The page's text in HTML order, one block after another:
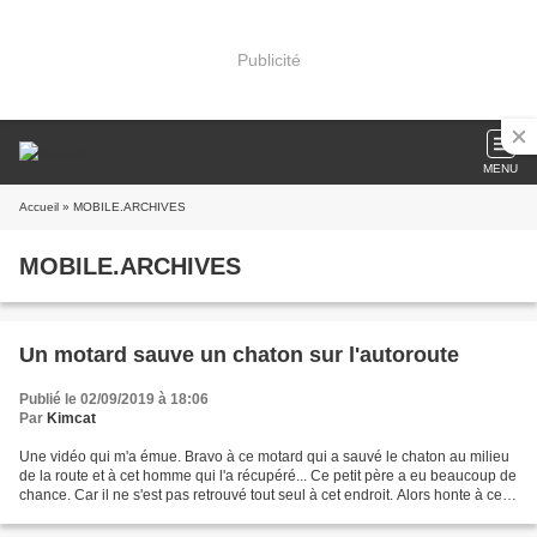
Publicité
MENU
Accueil » MOBILE.ARCHIVES
MOBILE.ARCHIVES
Un motard sauve un chaton sur l'autoroute
Publié le 02/09/2019 à 18:06
Par Kimcat
Une vidéo qui m'a émue. Bravo à ce motard qui a sauvé le chaton au milieu
de la route et à cet homme qui l'a récupéré... Ce petit père a eu beaucoup de
chance. Car il ne s'est pas retrouvé tout seul à cet endroit. Alors honte à celui